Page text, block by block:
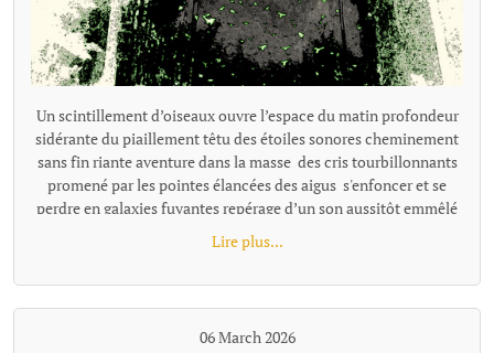
Un scintillement d’oiseaux ouvre l’espace du matin profondeur
sidérante du piaillement têtu des étoiles sonores cheminement
sans fin riante aventure dans la masse des cris tourbillonnants
promené par les pointes élancées des aigus s'enfoncer et se
perdre en galaxies fuyantes repérage d’un son aussitôt emmêlé
dans la prolixité d’une énergie joyeuse s’enfoncer jusqu'au cou
dans un pétillement bouche bée, souriante se noyer, emporté
Lire plus...
06 March 2026